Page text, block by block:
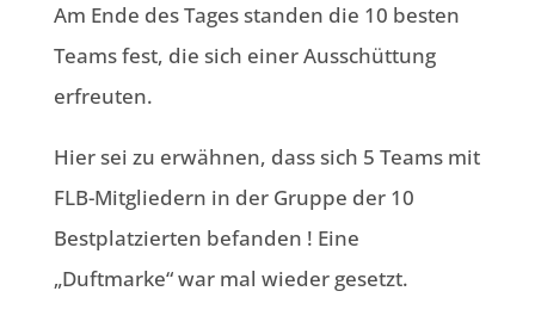
Am Ende des Tages standen die 10 besten
Teams fest, die sich einer Ausschüttung
erfreuten.
Hier sei zu erwähnen, dass sich 5 Teams mit
FLB-Mitgliedern in der Gruppe der 10
Bestplatzierten befanden ! Eine
„Duftmarke“ war mal wieder gesetzt.